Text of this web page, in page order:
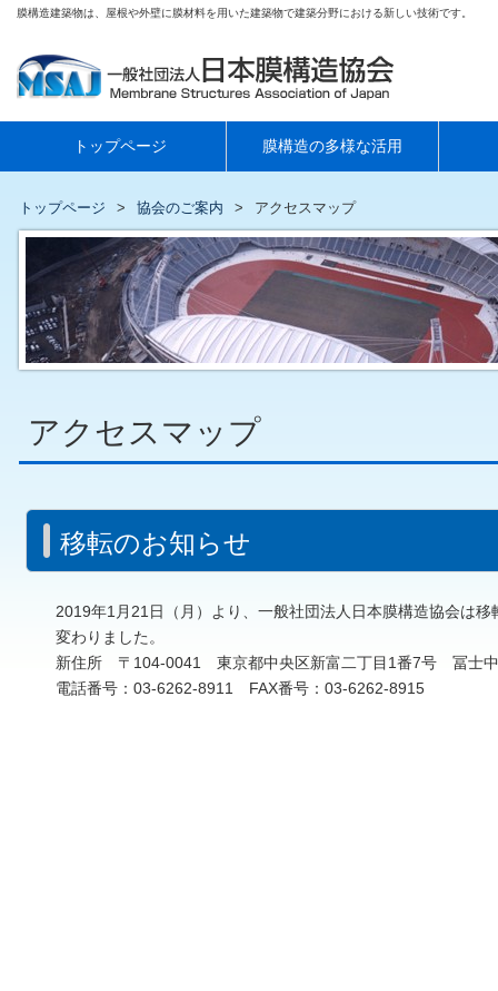
膜構造建築物は、屋根や外壁に膜材料を用いた建築物で建築分野における新しい技術です。
トップページ 膜構造の多様な活用
トップページ 協会のご案内 アクセスマップ
アクセスマップ
移転のお知らせ
2019年1月21日（月）より、一般社団法人日本膜構造協会は
変わりました。
新住所 〒104-0041 東京都中央区新富二丁目1番7号 冨士中
電話番号：03-6262-8911 FAX番号：03-6262-8915